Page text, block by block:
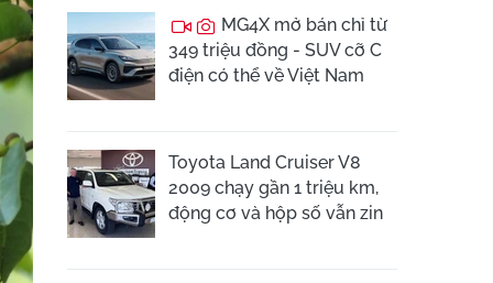
MG4X mở bán chỉ từ
349 triệu đồng - SUV cỡ C
điện có thể về Việt Nam
Toyota Land Cruiser V8
2009 chạy gần 1 triệu km,
động cơ và hộp số vẫn zin